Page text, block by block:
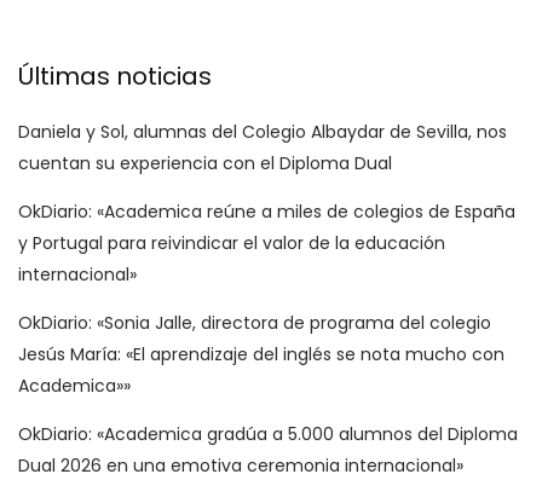
Últimas noticias
Daniela y Sol, alumnas del Colegio Albaydar de Sevilla, nos
cuentan su experiencia con el Diploma Dual
OkDiario: «Academica reúne a miles de colegios de España
y Portugal para reivindicar el valor de la educación
internacional»
OkDiario: «Sonia Jalle, directora de programa del colegio
Jesús María: «El aprendizaje del inglés se nota mucho con
Academica»»
OkDiario: «Academica gradúa a 5.000 alumnos del Diploma
Dual 2026 en una emotiva ceremonia internacional»